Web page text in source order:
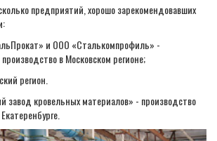
предприятий, хорошо зарекомендовавших
и ООО «Сталькомпрофиль» -
в Московском регионе;
регион.
завод кровельных материалов» - производство